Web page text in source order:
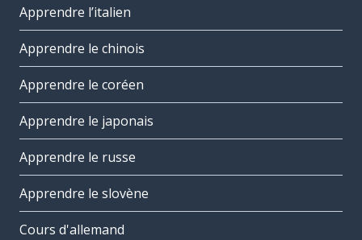
Apprendre l’italien
Apprendre le chinois
Apprendre le coréen
Apprendre le japonais
Apprendre le russe
Apprendre le slovène
Cours d'allemand